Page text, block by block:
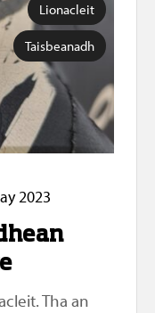
Lionacleit
Taisbeanadh
2023
Tha an